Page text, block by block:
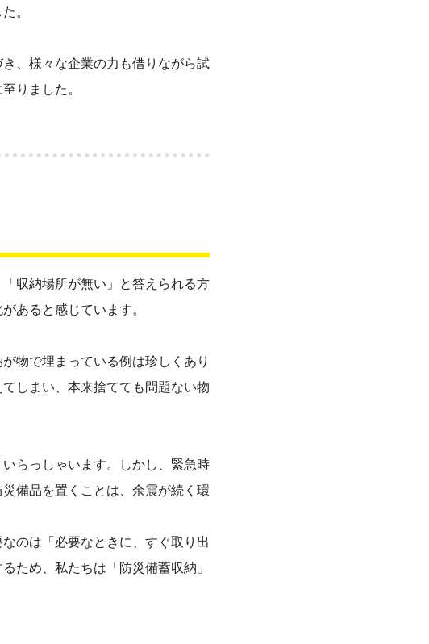
。
、様々な企業の力も借りながら試
りました。
収納場所が無い」と答えられる方
あると感じています。
物で埋まっている例は珍しくあり
しまい、本来捨てても問題ない物
らっしゃいます。しかし、緊急時
備品を置くことは、余震が続く環
のは「必要なときに、すぐ取り出
ため、私たちは「防災備蓄収納」